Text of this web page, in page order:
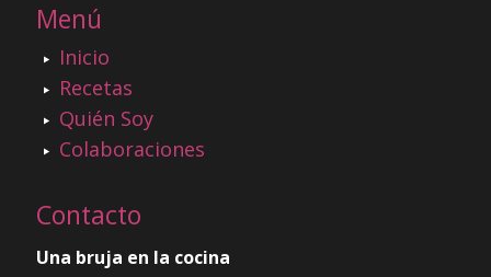
Menú
Inicio
Recetas
Quién Soy
Colaboraciones
Contacto
Una bruja en la cocina